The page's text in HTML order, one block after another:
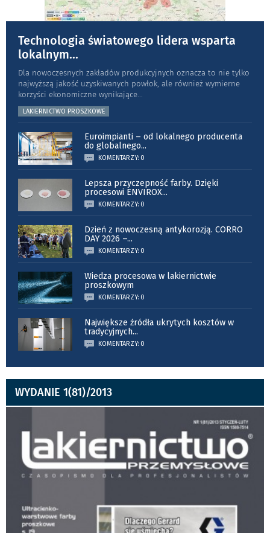
Technologia światowego lidera wsparta
lokalnym...
Dla nowoczesnych zakładów produkcyjnych oznacza to nie tylko
najwyższą jakość uzyskiwanych powłok, ale również wymierne
korzyści ekonomiczne wynikające
LAKIERNICTWO PROSZKOWE
Euroimpianti – od lokalnego producenta
do globalnego...
KOMENTARZY: 0
Lepsza przyczepność farby. Dzięki
procesowi ENVIROX...
KOMENTARZY: 0
Dzień z nowoczesną antykorozją. CORRO
DAY 2026 –...
KOMENTARZY: 0
Wiedza procesowa w lakiernictwie
proszkowym
KOMENTARZY: 0
Największe źródła ukrytych kosztów w
tradycyjnych...
KOMENTARZY: 0
WYDANIE 1(81)/2013